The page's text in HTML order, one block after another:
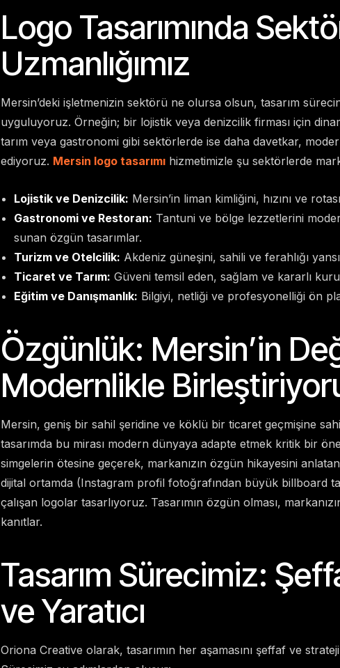
Logo Tasarımında
Uzmanlığımız
Mersin’deki işletmenizin sektörü ne olursa olsun, tasarım
uyguluyoruz. Örneğin; bir lojistik veya denizcilik firması için
tarım veya gastronomi gibi sektörlerde ise daha davetkar,
ediyoruz. Mersin logo tasarımıhizmetimizle şu sektörlerde
Lojistik ve Denizcilik: Mersin’in liman kimliğini, hızını ve
Gastronomi ve Restoran: Tantuni ve bölge lezzetlerini
sunan özgün tasarımlar.
Turizm ve Otelcilik: Akdeniz güneşini, sahili ve ferahlığı
Ticaret ve Tarım: Güveni temsil eden, sağlam ve kararlı
Eğitim ve Danışmanlık: Bilgiyi, netliği ve profesyonelliği ön
Özgünlük: Mersin’in
Modernlikle
Mersin, geniş bir sahil şeridine ve köklü bir ticaret geçmişine
tasarımda bu mirası modern dünyaya adapte etmek kritik bir
simgelerin ötesine geçerek, markanızın özgün hikayesini
dijital ortamda (Instagram profil fotoğrafından büyük billboard
çalışan logolar tasarlıyoruz. Tasarımın özgün olması,
kanıtlar.
Tasarım Sürecimiz:
ve Yaratıcı
Oriona Creative olarak, tasarımın her aşamasını şeffaf ve